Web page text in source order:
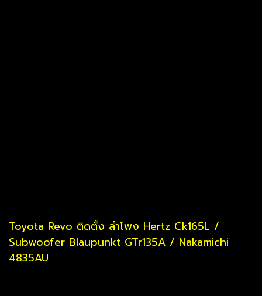
Toyota Revo ติดตั้ง ลำโพง Hertz Ck165L /
Subwoofer Blaupunkt GTr135A / Nakamichi
4835AU